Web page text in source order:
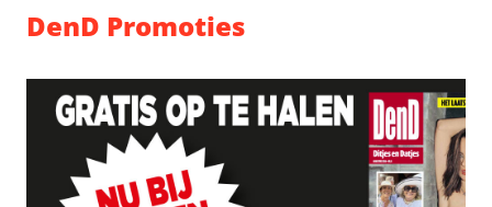
DenD Promoties